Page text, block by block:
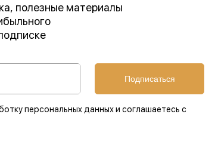
полезные материалы
Подписаться
персональных данных и соглашаетесь с